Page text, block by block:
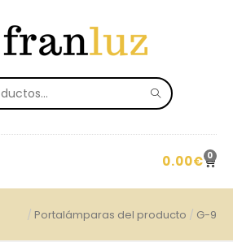
0.00€ 0
/ Portalámparas del producto / G-9